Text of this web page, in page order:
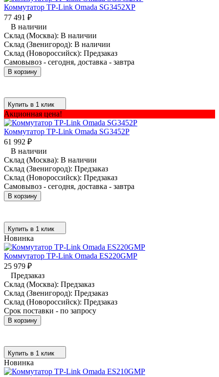
Коммутатор TP-Link Omada SG3452XP
77 491 ₽
В наличии
Склад (Москва): В наличии
Склад (Звенигород): В наличии
Склад (Новороссийск): Предзаказ
Самовывоз - сегодня, доставка - завтра
В корзину
Купить в 1 клик
Акционная цена!
Коммутатор TP-Link Omada SG3452P
61 992 ₽
В наличии
Склад (Москва): В наличии
Склад (Звенигород): Предзаказ
Склад (Новороссийск): Предзаказ
Самовывоз - сегодня, доставка - завтра
В корзину
Купить в 1 клик
Новинка
Коммутатор TP-Link Omada ES220GMP
25 979 ₽
Предзаказ
Склад (Москва): Предзаказ
Склад (Звенигород): Предзаказ
Склад (Новороссийск): Предзаказ
Срок поставки - по запросу
В корзину
Купить в 1 клик
Новинка